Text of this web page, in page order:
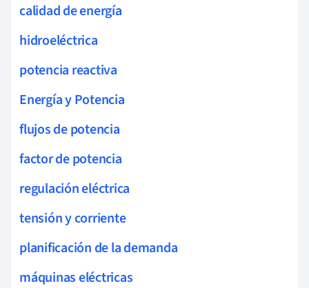
calidad de energía
hidroeléctrica
potencia reactiva
Energía y Potencia
flujos de potencia
factor de potencia
regulación eléctrica
tensión y corriente
planificación de la demanda
máquinas eléctricas